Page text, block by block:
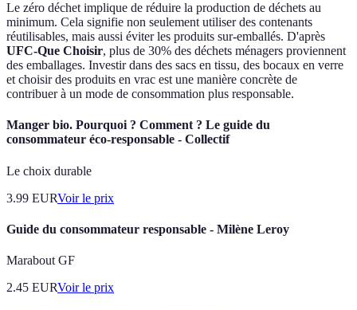
Le zéro déchet implique de réduire la production de déchets au
minimum. Cela signifie non seulement utiliser des contenants
réutilisables, mais aussi éviter les produits sur-emballés. D'après
UFC-Que Choisir, plus de 30% des déchets ménagers proviennent
des emballages. Investir dans des sacs en tissu, des bocaux en verre
et choisir des produits en vrac est une manière concrète de
contribuer à un mode de consommation plus responsable.
Manger bio. Pourquoi ? Comment ? Le guide du
consommateur éco-responsable - Collectif
Le choix durable
3.99 EURVoir le prix
Guide du consommateur responsable - Milène Leroy
Marabout GF
2.45 EURVoir le prix